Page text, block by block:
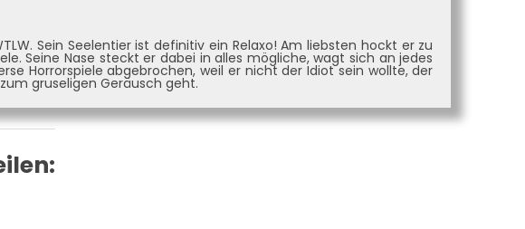
Sein Seelentier ist definitiv ein Relaxo! Am liebsten hockt er zu
Seine Nase steckt er dabei in alles mögliche, wagt sich an jedes
Horrorspiele abgebrochen, weil er nicht der Idiot sein wollte, der
gruseligen Geräusch geht.